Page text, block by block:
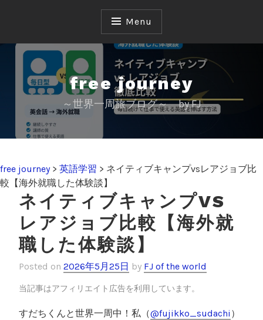
t
Menu
free journey
～世界一周旅ブログ～ by FJ
free journey> 英語学習 > ネイティブキャンプvsレアジョブ比
較【海外就職した体験談】
ネイティブキャンプVS
レアジョブ比較【海外就
職した体験談】
Posted on 2026年5月25日 by FJ of the world
当記事はアフィリエイト広告を利用しています。
すだちくんと世界一周中！私（@fujikko_sudachi ）